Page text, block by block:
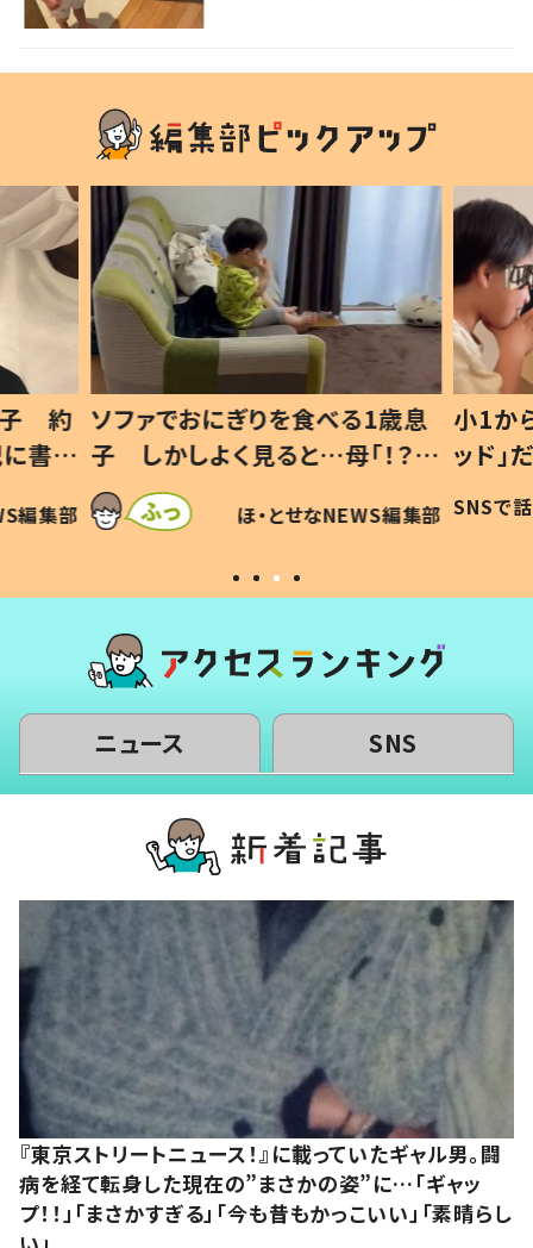
歳息
？」
編集部
小1から不登校、息子は「ギフテ
ッド」だった 父が“ウチ給食”を
作り続ける理由とは #令和の親
#令和の子
SNSで話題 ほ・とせなNEWS編集部
ひ孫
が、抱
「涙
い」
ニュース SNS
『東京ストリートニュース！』に載っていたギャル男。闘
病を経て転身した現在の”まさかの姿”に…「ギャッ
プ！！」「まさかすぎる」「今も昔もかっこいい」「素晴らし